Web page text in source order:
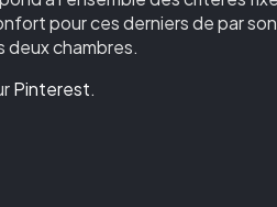
pour ces derniers de par
chambres.
Pinterest.